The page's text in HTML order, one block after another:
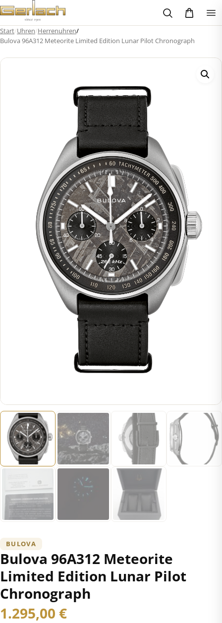
Zum
Inhalt
springen
Start/Uhren/Herrenuhren/
Bulova 96A312 Meteorite Limited Edition Lunar Pilot Chronograph
BULOVA
Bulova 96A312 Meteorite
Limited Edition Lunar Pilot
Chronograph
1.295,00 €